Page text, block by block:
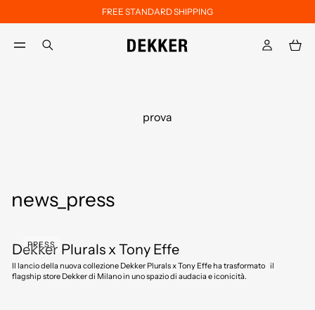
FREE STANDARD SHIPPING
prova
news_press
PRESS
Dekker Plurals x Tony Effe
Il lancio della nuova collezione Dekker Plurals x Tony Effe ha trasformato il
flagship store Dekker di Milano in uno spazio di audacia e iconicità.